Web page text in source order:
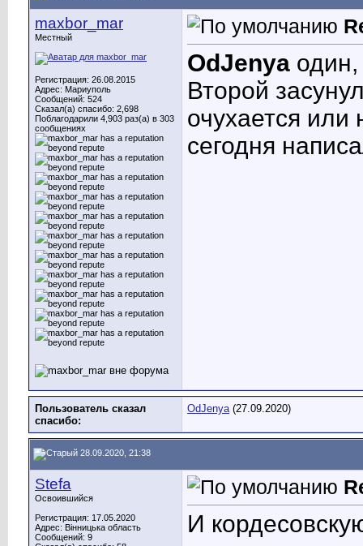
maxbor_mar
Местный
Регистрация: 26.08.2015
Адрес: Мариуполь
Сообщений: 524
Сказал(а) спасибо: 2,698
Поблагодарили 4,903 раз(а) в 303
сообщениях
OdJenya
Второй
очухается или
сегодня
Пользователь сказал
cпасибо:
OdJenya(27.09.2020)
28.09.2020, 21:38
Stefa
Освоившийся
Регистрация: 17.05.2020
Адрес: Вінницька область
Сообщений: 9
И